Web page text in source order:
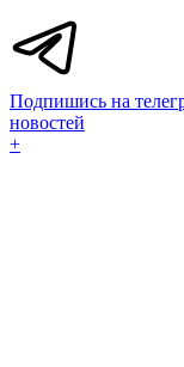
Подпишись на
новостей
+